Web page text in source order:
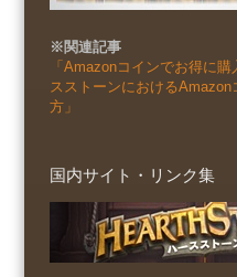
※関連記事
「Amazonコインでお得に
スストーンにおける
方」
国内サイト・リンク集